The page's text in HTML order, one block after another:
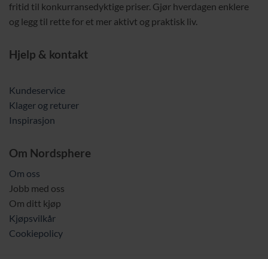
fritid til konkurransedyktige priser. Gjør hverdagen enklere
og legg til rette for et mer aktivt og praktisk liv.
Hjelp & kontakt
Kundeservice
Klager og returer
Inspirasjon
Om Nordsphere
Om oss
Jobb med oss
Om ditt kjøp
Kjøpsvilkår
Cookiepolicy